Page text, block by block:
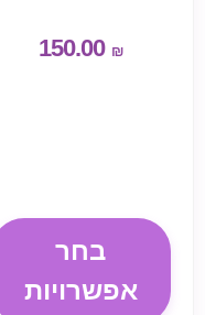
150.00 ₪
בחר
אפשרויות